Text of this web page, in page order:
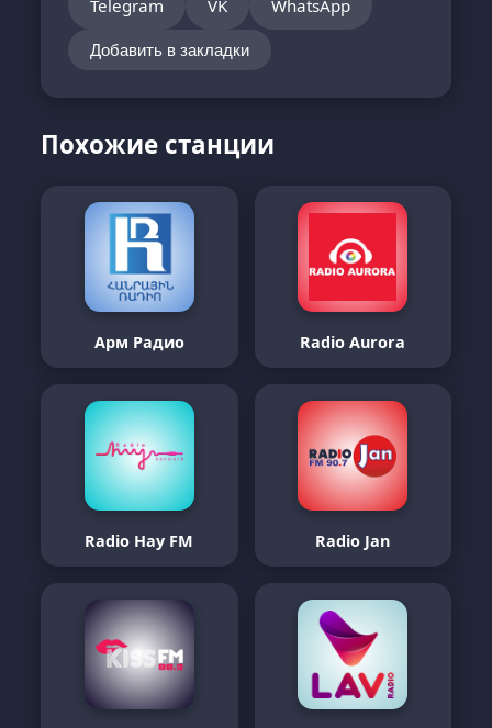
Telegram VK WhatsApp
Добавить в закладки
Похожие станции
Арм Радио Radio Aurora
Radio Hay FM Radio Jan